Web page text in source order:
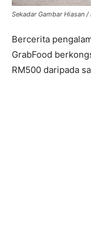
Sekadar Gambar Hiasan /
Bercerita
GrabFood
RM500 daripada